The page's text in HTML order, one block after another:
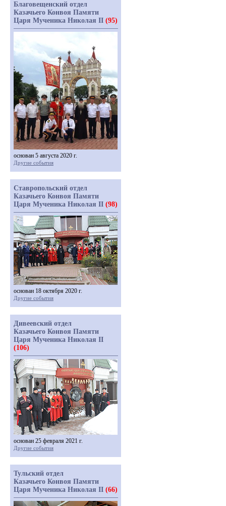
Благовещенский отдел
Казачьего Конвоя Памяти
Царя Мученика Николая II (95)
основан 5 августа 2020 г.
Другие события
Ставропольский отдел
Казачьего Конвоя Памяти
Царя Мученика Николая II (98)
основан 18 октября 2020 г.
Другие события
Дивеевский отдел
Казачьего Конвоя Памяти
Царя Мученика Николая II
(106)
основан 25 февраля 2021 г.
Другие события
Тульский отдел
Казачьего Конвоя Памяти
Царя Мученика Николая II (66)